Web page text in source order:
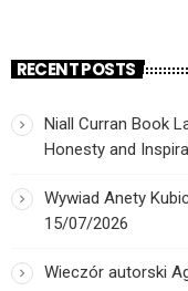
RECENT POSTS
Niall Curran Book
Honesty and
Wywiad Anety
15/07/2026
Wieczór autorski